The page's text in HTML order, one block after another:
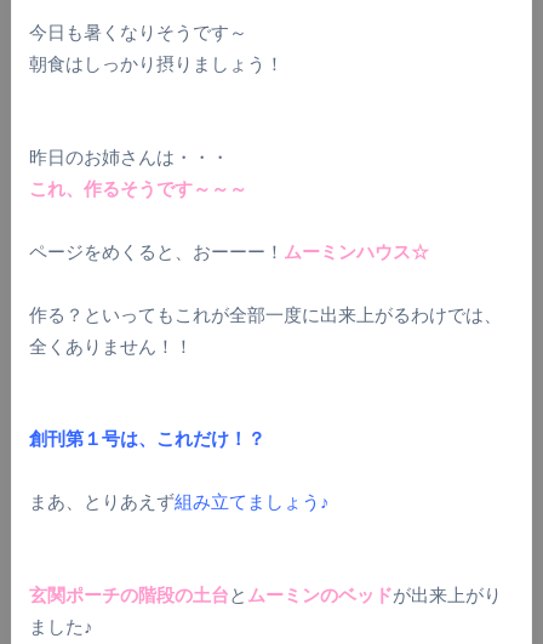
今日も暑くなりそうです～
朝食はしっかり摂りましょう！
昨日のお姉さんは・・・
これ、作るそうです～～～
ページをめくると、おーーー！ ムーミンハウス☆
作る？といってもこれが全部一度に出来上がるわけでは、
全くありません！！
創刊第１号は、これだけ！？
まあ、とりあえず組み立てましょう♪
玄関ポーチの階段の土台と ムーミンのベッドが出来上がり
ました♪